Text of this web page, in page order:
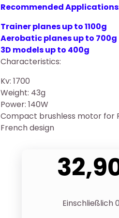
Recommended
Trainer planes up to 1100g
Aerobatic planes up to 700g
3D models up to 400g
Characteristics:
Kv: 1700
Weight: 43g
Power: 140W
Compact brushless motor for
French design
Einschließlich